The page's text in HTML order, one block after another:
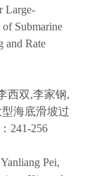
Large-
Submarine
and Rate
西双,李家钢,
海底滑坡过
241-256
Pei,